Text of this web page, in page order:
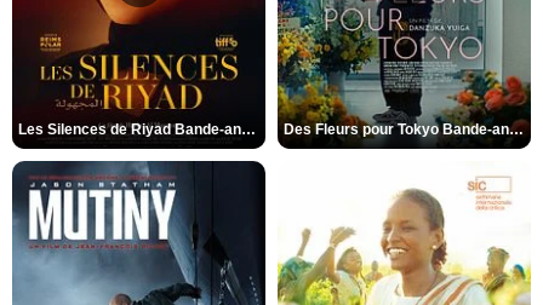
Les Silences de Riyad Bande-annonce VO STFR Des Fleurs pour Tokyo Bande-annonce VO STFR